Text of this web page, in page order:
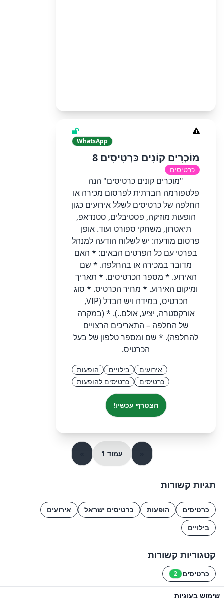
WhatsApp
מוֹכְרִים קוֹנִים כַּרְטִיסִים 8
כרטיסים
"מוכרים קונים כרטיסים" הנה
פלטפורמה חברתית לפרסום מכירה או
החלפה של כרטיסים לשלל אירועים כגון
הופעות מוזיקה, פסטיבלים, סטנדאפ,
תיאטרון, משחקי ספורט ועוד. אופן
פרסום מודעה: יש לשלוח הודעה למנהל
בפרטי עם כל הפרטים הבאים: * האם
מדובר במכירה או בהחלפה. * שם
האירוע. * מספר הכרטיסים. * תאריך
ומיקום האירוע. * מחיר הכרטיס. * סוג
הכרטיס, במידה ויש הבדל (VIP,
אורקסטרה, יציע, אולם..). * (במקרה
של החלפה – התאריכים הרצויים
להחלפה). * שם ומספר טלפון של בעל
הכרטיס.
אירועים בילויים
הופעות
כרטיסים
כרטיסים להופעות
הצטרף עכשיו!
עמוד 1
תגיות קשורות
כרטיסים הופעות כרטיסים ישראל
אירועים
בילויים
קטגוריות קשורות
כרטיסים 2
שימוש בעוגיות